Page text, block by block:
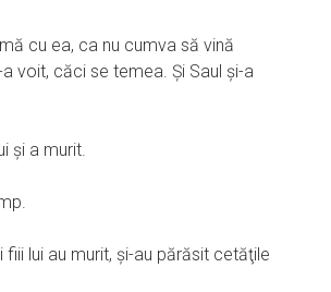
cu ea, ca nu cumva să vină
voit, căci se temea. Şi Saul şi-a
şi a murit.
lui au murit, şi-au părăsit cetăţile